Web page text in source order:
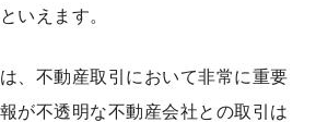
いえます。
、不動産取引において非常に重要
が不透明な不動産会社との取引は